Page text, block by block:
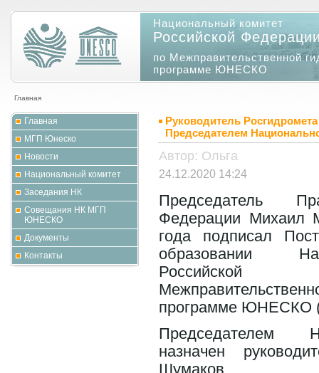
Национальный комитет
Российской
по Межправительственной
программе ЮНЕСКО
Главная
Главная
МГП Юнеско
Новости
Национальный комитет
Заседания НК
Совещания НК МГП
ЮНЕСКО
Документы
Контакты
Руководитель
Председателем
Автор: Ольга
24.12.2020 14:24
Председатель
Федерации Михаил
года подписал
образовании
программе
Председателем
назначен
Шумаков.